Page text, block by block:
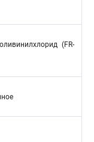
(FR-